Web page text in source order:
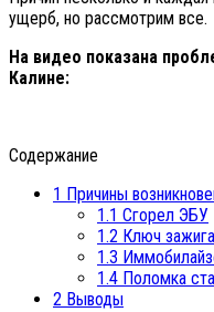
ущерб, но рассмотрим все.
На видео показана
Калине:
Содержание
1 Причины
1.1 Сгорел ЭБУ
1.2 Ключ
1.3
1.4 Поломка
2 Выводы